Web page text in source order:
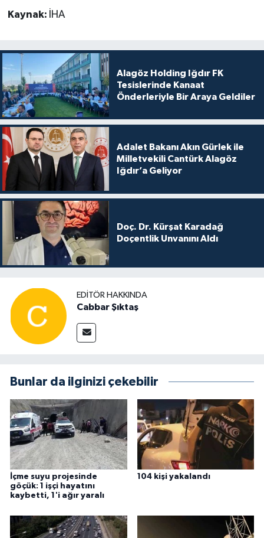
Kaynak: İHA
Alagöz Holding Iğdır FK
Tesislerinde Kanaat
Önderleriyle Bir Araya Geldiler
Adalet Bakanı Akın Gürlek ile
Milletvekili Cantürk Alagöz
Iğdır’a Geliyor
Doç. Dr. Kürşat Karadağ
Doçentlik Unvanını Aldı
EDITÖR HAKKINDA
Cabbar Şıktaş
Bunlar da ilginizi çekebilir
İçme suyu projesinde
göçük: 1 işçi hayatını
kaybetti, 1'i ağır yaralı
104 kişi yakalandı